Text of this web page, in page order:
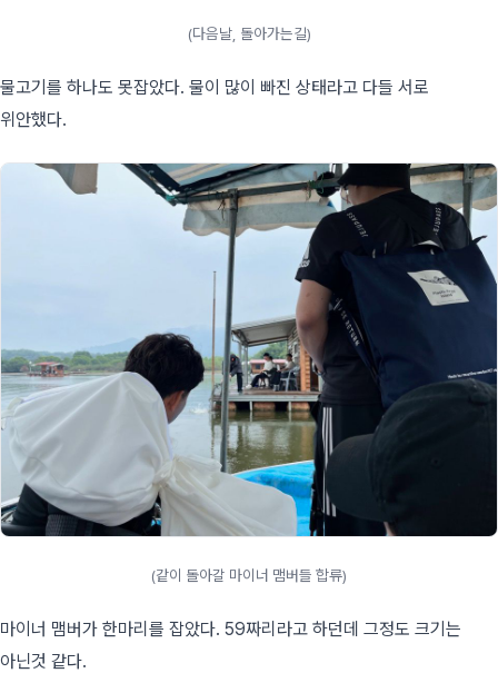
(다음날, 돌아가는길)
물고기를 하나도 못잡았다. 물이 많이 빠진 상태라고 다들 서로
위안했다.
(같이 돌아갈 마이너 맴버들 합류)
마이너 맴버가 한마리를 잡았다. 59짜리라고 하던데 그정도 크기는
아닌것 같다.